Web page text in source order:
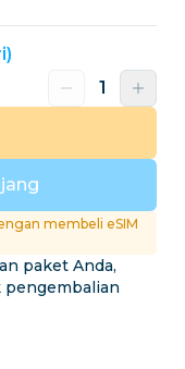
membeli eSIM
paket Anda,
pengembalian